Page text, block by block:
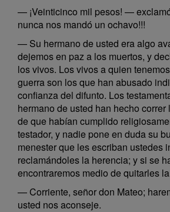
— ¡Veinticinco mil pesos! — exclamó
nunca nos mandó un ochavo!!!
— Su hermano de usted era algo
dejemos en paz a los muertos, y
los vivos. Los vivos a quien
guerra son los que han abusado
confianza del difunto. Los
hermano de usted han hecho correr
de que habían cumplido
testador, y nadie pone en duda su
menester que les escriban ustedes
reclamándoles la herencia; y si se
encontraremos medio de quitarles
— Corriente, señor don Mateo;
usted nos aconseje.